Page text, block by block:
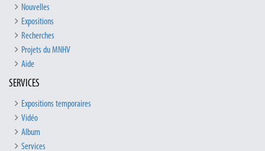
Nouvelles
Expositions
Recherches
Projets du MNHV
Aide
SERVICES
Expositions temporaires
Vidéo
Album
Services